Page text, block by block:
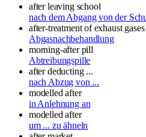
after leaving school
nach dem Abgang von der
after-treatment of exhaust gases
Abgasnachbehandlung
morning-after pill
Abtreibungspille
after deducting ...
nach Abzug von ...
modelled after
in Anlehnung an
modelled after
um ... zu ähneln